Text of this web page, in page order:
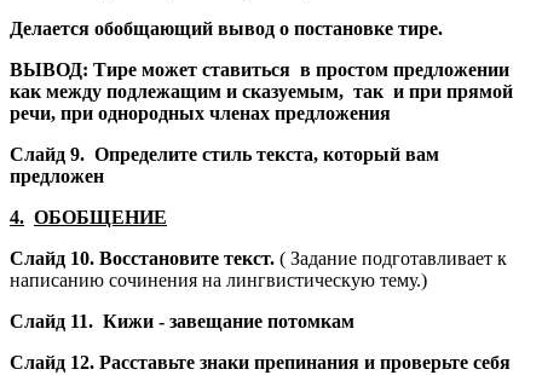
Делается обобщающий вывод о постановке тире.
ВЫВОД: Тире может ставиться в простом предложении
как между подлежащим и сказуемым, так и при прямой
речи, при однородных членах предложения
Слайд 9. Определите стиль текста, который вам
предложен
4. ОБОБЩЕНИЕ
Слайд 10. Восстановите текст. ( Задание подготавливает к
написанию сочинения на лингвистическую тему.)
Слайд 11. Кижи - завещание потомкам
Слайд 12. Расставьте знаки препинания и проверьте себя